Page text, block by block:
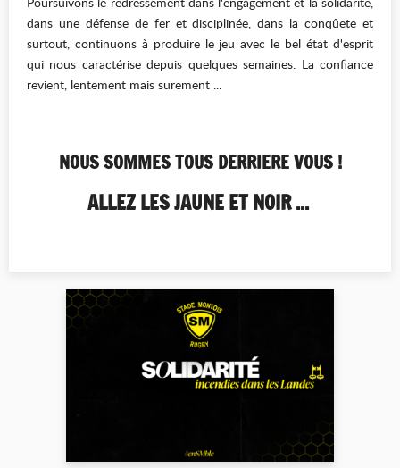
dans une défense de fer et disciplinée, dans la conqûete et
surtout, continuons à produire le jeu avec le bel état d'esprit
qui nous caractérise depuis quelques semaines. La confiance
revient, lentement mais surement ...
NOUS SOMMES TOUS DERRIERE VOUS !
ALLEZ LES JAUNE ET NOIR ...